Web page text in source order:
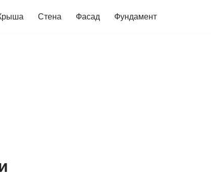
Стена Фасад Фундамент